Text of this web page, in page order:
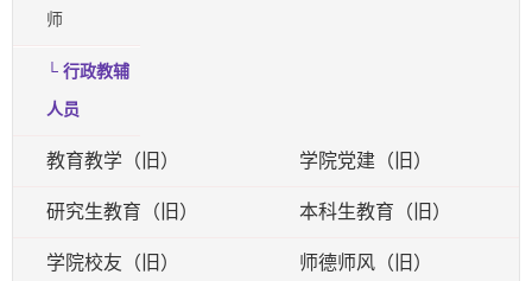
师
└ 行政教辅
人员
教育教学（旧） 学院党建（旧）
研究生教育（旧） 本科生教育（旧）
学院校友（旧） 师德师风（旧）